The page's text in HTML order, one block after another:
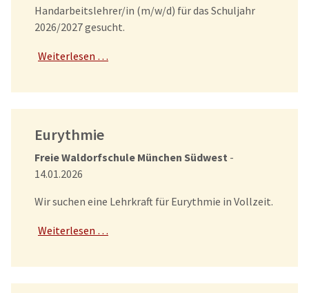
Handarbeitslehrer/in (m/w/d) für das Schuljahr
2026/2027 gesucht.
Weiterlesen …
Eurythmie
Freie Waldorfschule München Südwest -
14.01.2026
Wir suchen eine Lehrkraft für Eurythmie in Vollzeit.
Weiterlesen …